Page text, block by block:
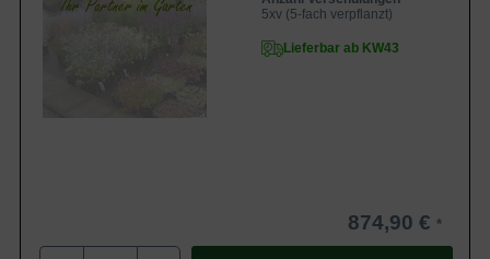
5xv (5-fach verpflanzt)
Lieferbar ab KW43
874,90 €